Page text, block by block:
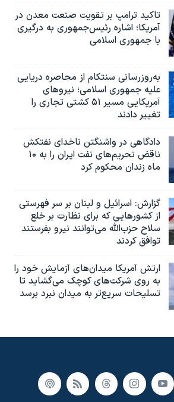
تاکید ترامپ بر تقویت صنعت معدن در
آمریکا؛ اشاره رئیس‌جمهوری به درگیری
با جمهوری اسلامی
به‌روزرسانی سنتکام از محاصره دریایی
علیه جمهوری اسلامی؛ نیروهای
آمریکایی مسیر ۵۱ کشتی تجاری را
تغییر دادند
دادگاهی در واشنگتن ناخدای نفتکش
ناقض تحریم‌های نفت ایران را به ۱۰
ماه زندان محکوم کرد
گزارش‌: اسرائيل و لبنان بر سر فهرستی
از کشورهایی که برای نظارت بر خلع
سلاح حزب‌الله می‌توانند نیرو بفرستند
توافق کردند
ارتش آمریکا میدان‌های آزمایش خود را
به روی شرکت‌های کوچک می‌گشاید تا
تسلیحات سریع‌تر به میدان نبرد برسد